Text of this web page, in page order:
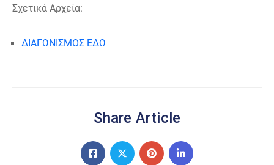
Σχετικά Αρχεία:
ΔΙΑΓΩΝΙΣΜΟΣ ΕΔΩ
Share Article